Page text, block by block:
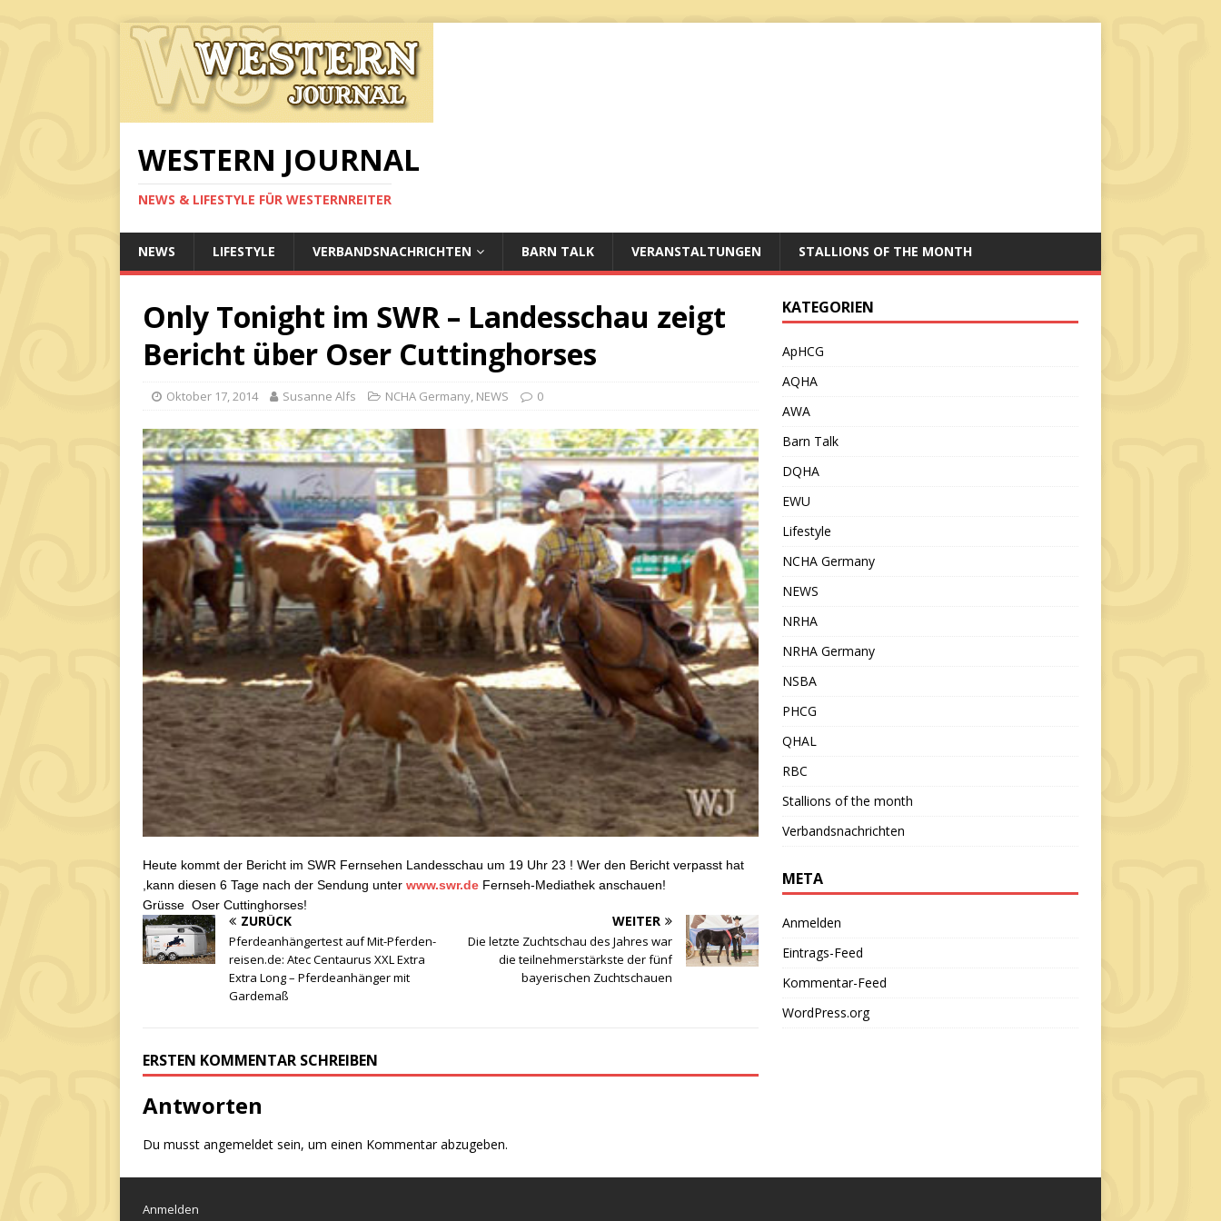
WESTERN JOURNAL
NEWS & LIFESTYLE FÜR WESTERNREITER
NEWS LIFESTYLE VERBANDSNACHRICHTEN BARN TALK VERANSTALTUNGEN STALLIONS OF THE MONTH
Only Tonight im SWR – Landesschau zeigt
Bericht über Oser Cuttinghorses
Oktober 17, 2014 Susanne Alfs NCHA Germany, NEWS 0
Heute kommt der Bericht im SWR Fernsehen Landesschau um 19 Uhr 23 ! Wer den Bericht verpasst hat
,kann diesen 6 Tage nach der Sendung unter www.swr.de Fernseh-Mediathek anschauen!
Grüsse Oser Cuttinghorses!
ZURÜCK
Pferdeanhängertest auf Mit-Pferden-
reisen.de: Atec Centaurus XXL Extra
Extra Long – Pferdeanhänger mit
Gardemaß
WEITER
Die letzte Zuchtschau des Jahres war
die teilnehmerstärkste der fünf
bayerischen Zuchtschauen
ERSTEN KOMMENTAR SCHREIBEN
Antworten
Du musst angemeldet sein, um einen Kommentar abzugeben.
KATEGORIEN
ApHCG
AQHA
AWA
Barn Talk
DQHA
EWU
Lifestyle
NCHA Germany
NEWS
NRHA
NRHA Germany
NSBA
PHCG
QHAL
RBC
Stallions of the month
Verbandsnachrichten
META
Anmelden
Eintrags-Feed
Kommentar-Feed
WordPress.org
Anmelden